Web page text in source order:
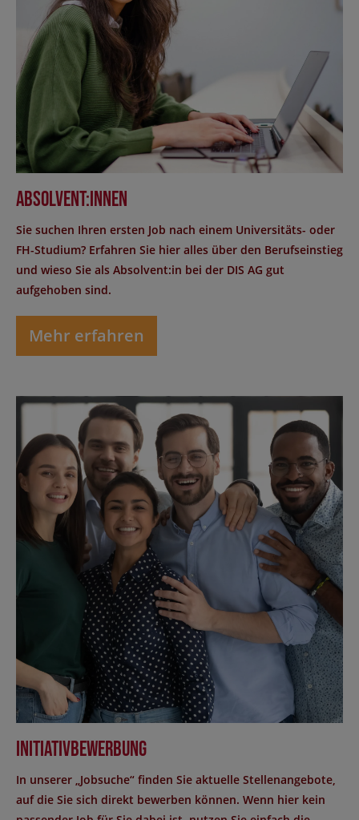
Absolvent:innen
Sie suchen Ihren ersten Job nach einem Universitäts- oder
FH-Studium? Erfahren Sie hier alles über den Berufseinstieg
und wieso Sie als Absolvent:in bei der DIS AG gut
aufgehoben sind.
Mehr erfahren
Initiativbewerbung
In unserer „Jobsuche“ finden Sie aktuelle Stellenangebote,
auf die Sie sich direkt bewerben können. Wenn hier kein